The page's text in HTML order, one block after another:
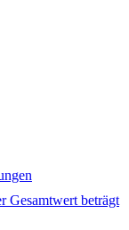
Gesamtwert beträgt